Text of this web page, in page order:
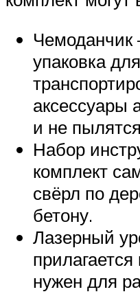
Чемоданчик
упаковка
аксессуары
и не
Набор
комплект
свёрл по
бетону.
Лазерный
нужен для